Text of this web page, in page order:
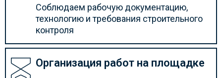
Соблюдаем рабочую документацию,
технологию и требования строительного
контроля
Организация работ на площадке